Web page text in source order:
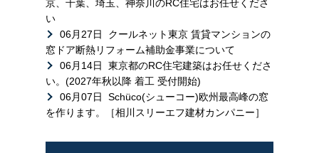
京、千葉、埼玉、神奈川のRC住宅はお任せくださ
い
06月27日
クールネット東京 賃貸マンションの
窓ドア断熱リフォーム補助金事業について
06月14日
東京都のRC住宅建築はお任せくださ
い。(2027年秋以降 着工 受付開始)
06月07日
Schüco(シューコー)欧州最高峰の窓
を作ります。［相川スリーエフ建材カンパニー］